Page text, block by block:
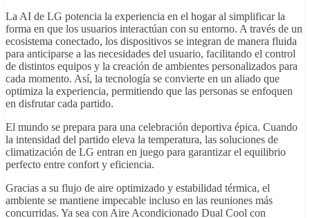
La AI de LG potencia la experiencia en el hogar al simplificar la
forma en que los usuarios interactúan con su entorno. A través de un
ecosistema conectado, los dispositivos se integran de manera fluida
para anticiparse a las necesidades del usuario, facilitando el control
de distintos equipos y la creación de ambientes personalizados para
cada momento. Así, la tecnología se convierte en un aliado que
optimiza la experiencia, permitiendo que las personas se enfoquen
en disfrutar cada partido.
El mundo se prepara para una celebración deportiva épica. Cuando
la intensidad del partido eleva la temperatura, las soluciones de
climatización de LG entran en juego para garantizar el equilibrio
perfecto entre confort y eficiencia.
Gracias a su flujo de aire optimizado y estabilidad térmica, el
ambiente se mantiene impecable incluso en las reuniones más
concurridas. Ya sea con Aire Acondicionado Dual Cool con